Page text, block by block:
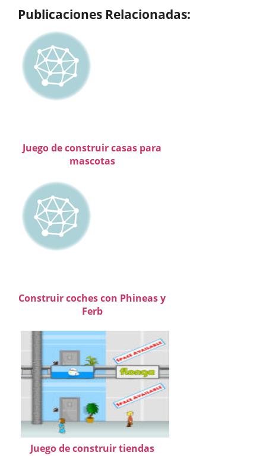
Publicaciones Relacionadas:
Juego de construir casas para
mascotas
Construir coches con Phineas y
Ferb
Juego de construir tiendas